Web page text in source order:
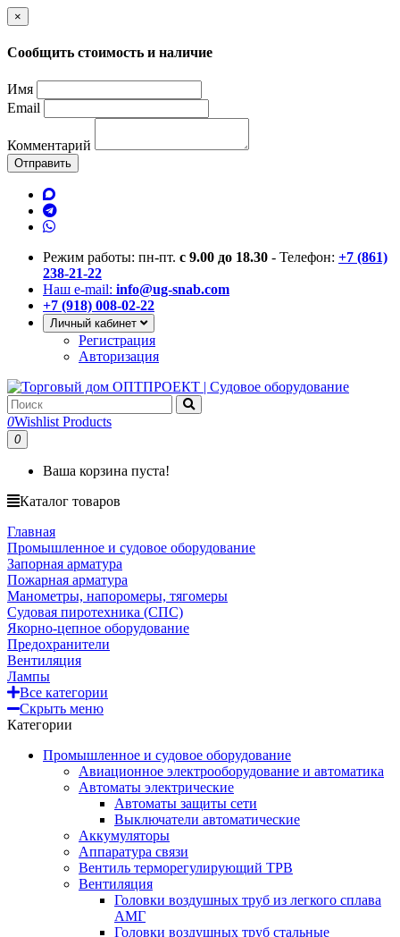
×
Сообщить стоимость и наличие
Имя
Email
Комментарий
Отправить
Режим работы: пн-пт. с 9.00 до 18.30 - Телефон: +7 (861)
238-21-22
Наш e-mail: info@ug-snab.com
+7 (918) 008-02-22
Личный кабинет
Регистрация
Авторизация
0Wishlist Products
0
Ваша корзина пуста!
Каталог товаров
Главная
Промышленное и судовое оборудование
Запорная арматура
Пожарная арматура
Манометры, напоромеры, тягомеры
Судовая пиротехника (СПС)
Якорно-цепное оборудование
Предохранители
Вентиляция
Лампы
Все категории
Скрыть меню
Категории
Промышленное и судовое оборудование
Авиационное электрооборудование и автоматика
Автоматы электрические
Автоматы защиты сети
Выключатели автоматические
Аккумуляторы
Аппаратура связи
Вентиль терморегулирующий ТРВ
Вентиляция
Головки воздушных труб из легкого сплава
АМГ
Головки воздушных труб стальные